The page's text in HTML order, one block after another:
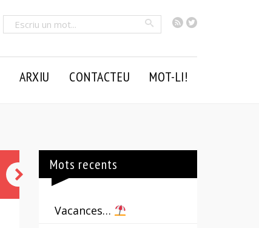
RSSTwitter
Cercar
ARXIU CONTACTEU MOT-LI!
voliana
Mots recents
Vacances…